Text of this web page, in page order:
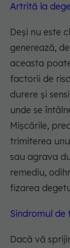
Artrită la
Deși nu este
generează,
aceasta
factorii de
durere și
unde se
Mișcările,
trimiterea
sau agrava
remediu,
fizarea
Sindromul de
Dacă vă